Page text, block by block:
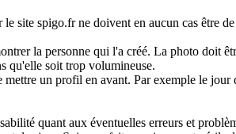
le site spigo.fr ne doivent en aucun cas être
la personne qui l'a créé. La photo doit
qu'elle soit trop volumineuse.
mettre un profil en avant. Par exemple le jour
quant aux éventuelles erreurs et